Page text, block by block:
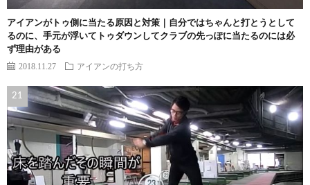
アイアンがトゥ側に当たる原因と対策｜自分ではちゃんと打とうとして
るのに、手元が浮いてトゥダウンしてクラブの先っぽに当たるのには必
ず理由がある
2018.11.27 アイアンの打ち方